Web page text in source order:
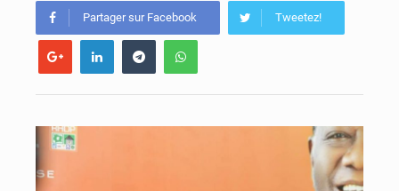
Partager sur Facebook Tweetez!